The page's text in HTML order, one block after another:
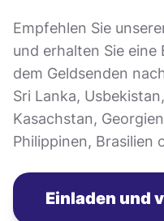
Empfehlen Sie
und erhalten Sie
dem Geldsenden
Sri Lanka,
Kasachstan,
Philippinen, Brasilien
Einladen und